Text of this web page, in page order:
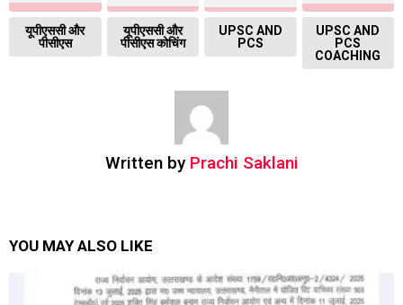
यूपीएससी और
पीसीएस
यूपीएससी और
पीसीएस कोचिंग
UPSC AND
PCS
UPSC AND
PCS
COACHING
Written by Prachi Saklani
YOU MAY ALSO LIKE